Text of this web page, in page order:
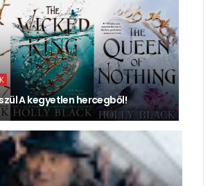
A kegyetlen hercegből!